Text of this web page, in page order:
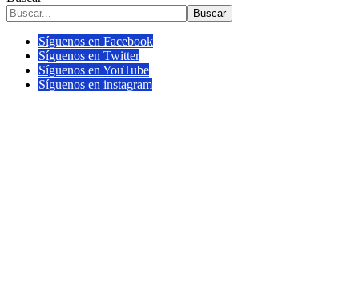
Buscar
Síguenos en Facebook
Síguenos en Twitter
Síguenos en YouTube
Síguenos en instagram